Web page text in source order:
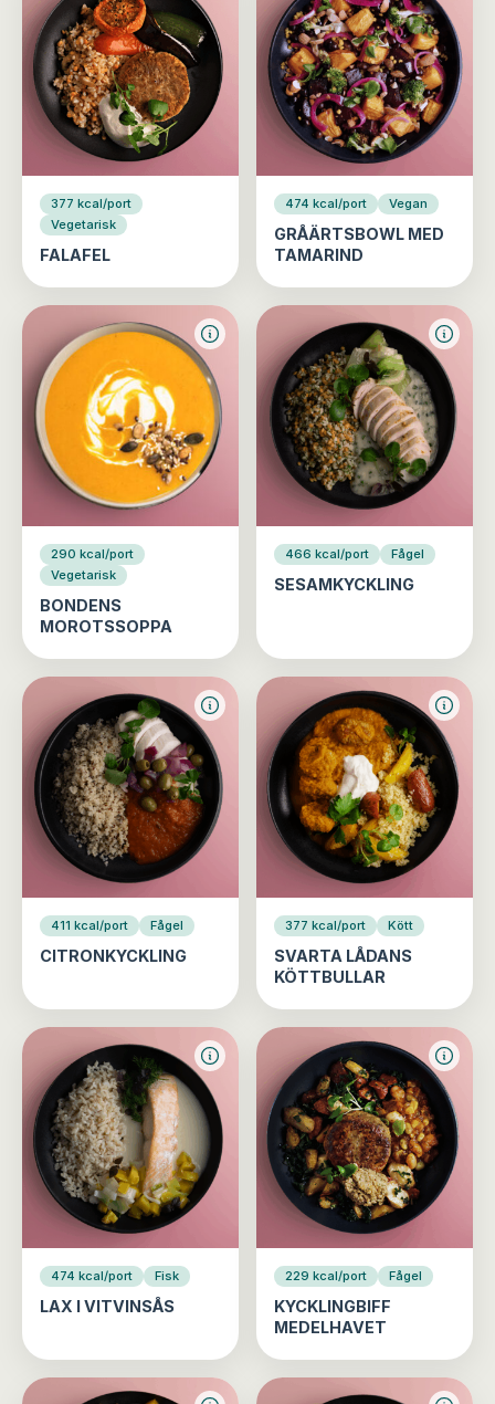
377 kcal/port
Vegetarisk
FALAFEL
474 kcal/port Vegan
GRÅÄRTSBOWL MED
TAMARIND
290 kcal/port
Vegetarisk
BONDENS
MOROTSSOPPA
466 kcal/port Fågel
SESAMKYCKLING
411 kcal/port Fågel
CITRONKYCKLING
377 kcal/port Kött
SVARTA LÅDANS
KÖTTBULLAR
474 kcal/port Fisk
LAX I VITVINSÅS
229 kcal/port Fågel
KYCKLINGBIFF
MEDELHAVET